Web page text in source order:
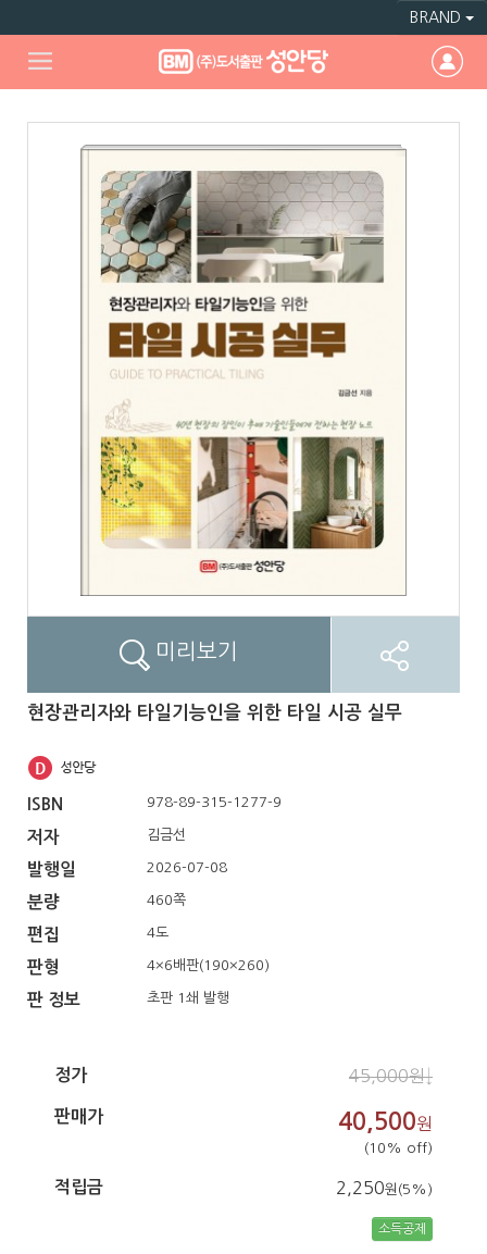
BRAND
미리보기
현장관리자와 타일기능인을 위한 타일 시공 실무
ISBN 978-89-315-1277-9
저자 김금선
발행일 2026-07-08
분량 460쪽
편집 4도
판형 4×6배판(190×260)
판 정보 초판 1쇄 발행
정가 45,000원↓
판매가 40,500원
(10% off)
적립금 2,250원(5%)
소득공제